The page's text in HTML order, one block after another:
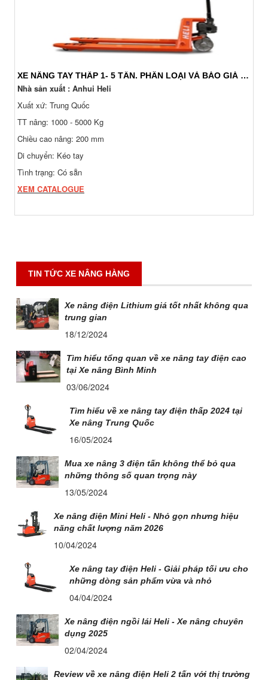
XE NÂNG TAY THẤP 1- 5 TẤN. PHÂN LOẠI VÀ BÁO GIÁ 24/7
Nhà sản xuất : Anhui Heli
Xuất xứ: Trung Quốc
TT nâng: 1000 - 5000 Kg
Chiều cao nâng: 200 mm
Di chuyển: Kéo tay
Tình trạng: Có sẵn
XEM CATALOGUE
TIN TỨC XE NÂNG HÀNG
Xe nâng điện Lithium giá tốt nhất không qua
trung gian
18/12/2024
Tìm hiểu tổng quan về xe nâng tay điện cao
tại Xe nâng Bình Minh
03/06/2024
Tìm hiểu về xe nâng tay điện thấp 2024 tại
Xe nâng Trung Quốc
16/05/2024
Mua xe nâng 3 điện tấn không thể bỏ qua
những thông số quan trọng này
13/05/2024
Xe nâng điện Mini Heli - Nhỏ gọn nhưng hiệu
năng chất lượng năm 2026
10/04/2024
Xe nâng tay điện Heli - Giải pháp tối ưu cho
những dòng sản phẩm vừa và nhỏ
04/04/2024
Xe nâng điện ngồi lái Heli - Xe nâng chuyên
dụng 2025
02/04/2024
Review về xe nâng điện Heli 2 tấn với thị trường